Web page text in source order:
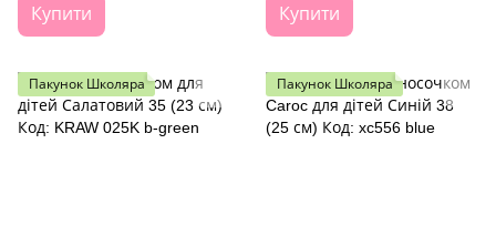
Купити Купити
Пакунок Школяра Пакунок Школяра